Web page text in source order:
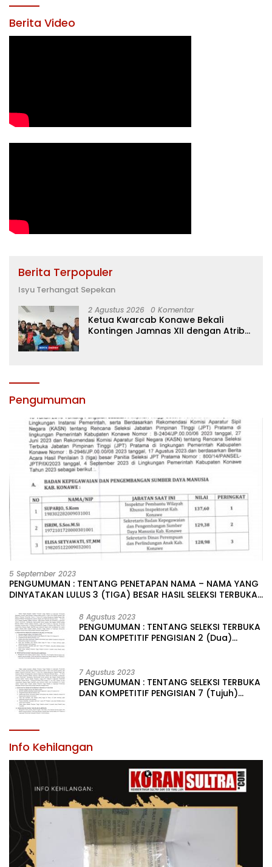
Berita Video
Berita Terpopuler
Isyu Terhangat Sepekan
2 Agustus 2026 0 Komentar
Ketua Kwarcab Konawe Bekali
Kontingen Jamnas XII dengan Atribut
Pengumuman
5 September 2023
PENGUMUMAN : TENTANG PENETAPAN NAMA – NAMA YANG
DINYATAKAN LULUS 3 (TIGA) BESAR HASIL SELEKSI TERBUKA
LINGKUNGAN PEMERINTAH DAERAH KABUPATEN KONAWE
8 Agustus 2023
PENGUMUMAN : TENTANG SELEKSI TERBUKA
DAN KOMPETITIF PENGISIAN 2 (Dua)
KABUPATEN KONAWE
7 Agustus 2023
PENGUMUMAN : TENTANG SELEKSI TERBUKA
DAN KOMPETITIF PENGISIAN 7 (Tujuh)
Info Kehilangan